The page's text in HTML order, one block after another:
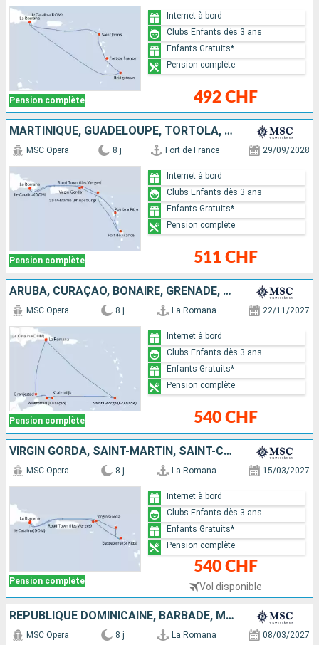
Pension complète 492 CHF
Internet à bord
Clubs Enfants dès 3 ans
Enfants Gratuits*
Pension complète
MARTINIQUE, GUADELOUPE, TORTOLA, RÉPUBLIQUE DOMINICAINE, VIRGIN GORDA, SAINT-MARTIN
Pension complète
MSC Opera 8 j Fort de France 29/09/2028
511 CHF
Internet à bord
Clubs Enfants dès 3 ans
Enfants Gratuits*
Pension complète
ARUBA, CURAÇAO, BONAIRE, GRENADE, RÉPUBLIQUE DOMINICAINE
Pension complète
MSC Opera 8 j La Romana 22/11/2027
540 CHF
Internet à bord
Clubs Enfants dès 3 ans
Enfants Gratuits*
Pension complète
VIRGIN GORDA, SAINT-MARTIN, SAINT-CHRISTOPHE-ET-NIÉVÈS, TORTOLA, RÉPUBLIQUE DOMINICAINE
Pension complète
MSC Opera 8 j La Romana 15/03/2027
540 CHF
Vol disponible
Internet à bord
Clubs Enfants dès 3 ans
Enfants Gratuits*
Pension complète
RÉPUBLIQUE DOMINICAINE, BARBADE, MARTINIQUE, ANTIGUA-ET-BARBUDA, TORTOLA
MSC Opera 8 j La Romana 08/03/2027